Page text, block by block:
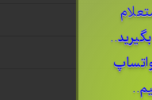
..